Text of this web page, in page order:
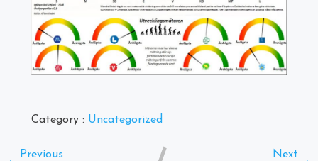
Category : Uncategorized
Previous
Next